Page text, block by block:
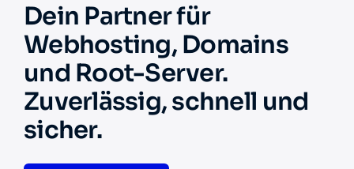
Dein Partner für
Webhosting, Domains
und Root-Server.
Zuverlässig, schnell und
sicher.